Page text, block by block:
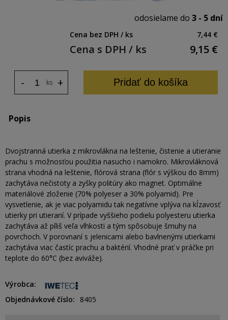
odosielame do 3 - 5 dní
Cena bez DPH / ks 7,44 €
Cena s DPH / ks 9,15 €
ks +
- Pridať do košíka
Popis
Dvojstranná utierka z mikrovlákna na leštenie, čistenie a utieranie
prachu s možnosťou použitia nasucho i namokro. Mikrovláknová
strana vhodná na leštenie, flórová strana (flór s výškou do 8mm)
zachytáva nečistoty a zyšky politúry ako magnet. Optimálne
materiálové zloženie (70% polyeser a 30% polyamid). Pre
vysvetlenie, ak je viac polyamidu tak negatívne vplýva na kĺzavosť
utierky pri utieraní. V prípade vyššieho podielu polyesteru utierka
zachytáva až píliš veľa vlhkosti a tým spôsobuje šmuhy na
povrchoch. V porovnaní s jelenicami alebo bavlnenými utierkami
zachytáva viac častíc prachu a baktérií. Vhodné prať v práčke pri
teplote do 60°C (bez aviváže).
Výrobca
Objednávkové číslo
8405